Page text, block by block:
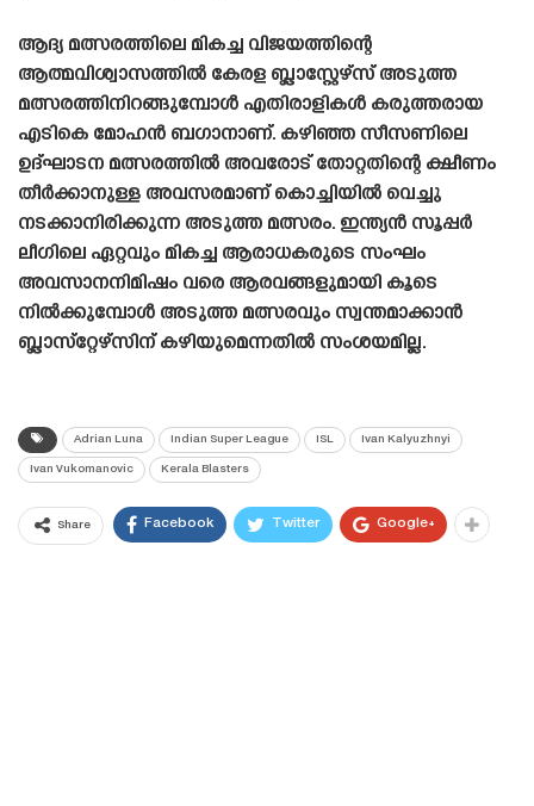
ആദ്യ മത്സരത്തിലെ മികച്ച വിജയത്തിന്റെ
ആത്മവിശ്വാസത്തിൽ കേരള ബ്ലാസ്റ്റേഴ്‌സ് അടുത്ത
മത്സരത്തിനിറങ്ങുമ്പോൾ എതിരാളികൾ കരുത്തരായ
എടികെ മോഹൻ ബഗാനാണ്. കഴിഞ്ഞ സീസണിലെ
ഉദ്ഘാടന മത്സരത്തിൽ അവരോട് തോറ്റതിന്റെ ക്ഷീണം
തീർക്കാനുള്ള അവസരമാണ് കൊച്ചിയിൽ വെച്ചു
നടക്കാനിരിക്കുന്ന അടുത്ത മത്സരം. ഇന്ത്യൻ സൂപ്പർ
ലീഗിലെ ഏറ്റവും മികച്ച ആരാധകരുടെ സംഘം
അവസാനനിമിഷം വരെ ആരവങ്ങളുമായി കൂടെ
നിൽക്കുമ്പോൾ അടുത്ത മത്സരവും സ്വന്തമാക്കാൻ
ബ്ലാസ്‌റ്റേഴ്‌സിന് കഴിയുമെന്നതിൽ സംശയമില്ല.
Adrian Luna Indian Super League ISL Ivan Kalyuzhnyi
Ivan Vukomanovic Kerala Blasters
Share Facebook Twitter Google+